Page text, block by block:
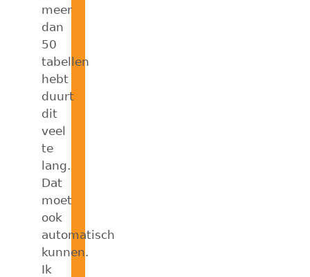
meer
dan
50
tabellen
hebt
duurt
dit
veel
te
lang.
Dat
moet
ook
automatisch
kunnen.
Ik